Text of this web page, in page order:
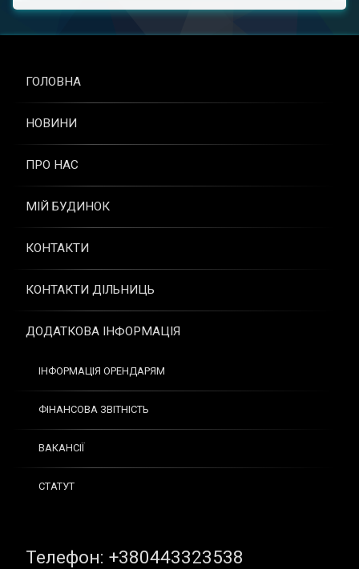
ГОЛОВНА
НОВИНИ
ПРО НАС
МІЙ БУДИНОК
КОНТАКТИ
КОНТАКТИ ДІЛЬНИЦЬ
ДОДАТКОВА ІНФОРМАЦІЯ
ІНФОРМАЦІЯ ОРЕНДАРЯМ
ФІНАНСОВА ЗВІТНІСТЬ
ВАКАНСІЇ
СТАТУТ
Tel:
Телефон: +380443323538